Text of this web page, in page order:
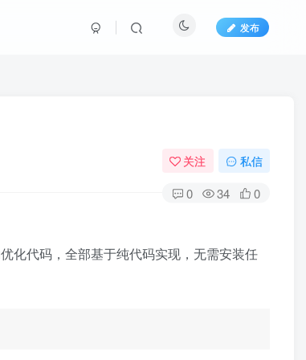
发布
关注 私信
0 34 0
化代码，全部基于纯代码实现，无需安装任